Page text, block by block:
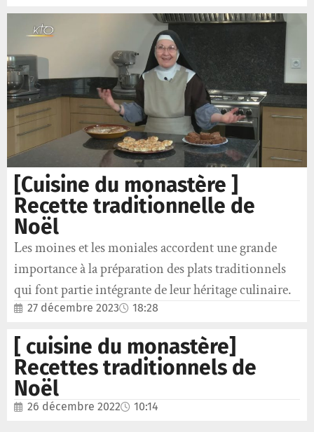
[Cuisine du monastère ]
Recette traditionnelle de
Noël
Les moines et les moniales accordent une grande
importance à la préparation des plats traditionnels
qui font partie intégrante de leur héritage culinaire.
27 décembre 2023 18:28
[ cuisine du monastère]
Recettes traditionnels de
Noël
26 décembre 2022 10:14